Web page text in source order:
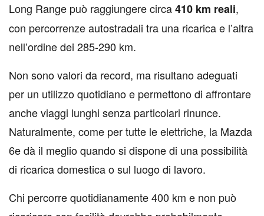
Long Range può raggiungere circa410 km reali,
con percorrenze autostradali tra una ricarica e l’altra
nell’ordine dei 285-290 km.
Non sono valori da record, ma risultano adeguati
per un utilizzo quotidiano e permettono di affrontare
anche viaggi lunghi senza particolari rinunce.
Naturalmente, come per tutte le elettriche, la Mazda
6e dà il meglio quando si dispone di una possibilità
di ricarica domestica o sul luogo di lavoro.
Chi percorre quotidianamente 400 km e non può